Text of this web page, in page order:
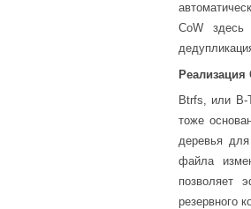
CoW
Реализация
Btrfs, или B-
тоже
деревья
файла
позволяет
резервного